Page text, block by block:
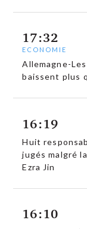
17:32
ECONOMIE
Allemagne-
baissent plus
16:19
Huit
jugés malgré
Ezra Jin
16:10